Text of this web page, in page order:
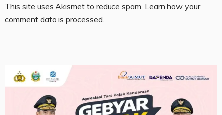
This site uses Akismet to reduce spam. Learn how your
comment data is processed.